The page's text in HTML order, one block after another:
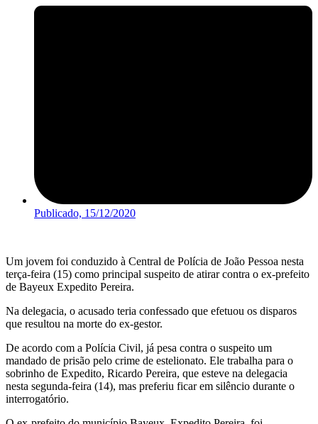
Publicado, 15/12/2020
Um jovem foi conduzido à Central de Polícia de João Pessoa nesta
terça-feira (15) como principal suspeito de atirar contra o ex-prefeito
de Bayeux Expedito Pereira.
Na delegacia, o acusado teria confessado que efetuou os disparos
que resultou na morte do ex-gestor.
De acordo com a Polícia Civil, já pesa contra o suspeito um
mandado de prisão pelo crime de estelionato. Ele trabalha para o
sobrinho de Expedito, Ricardo Pereira, que esteve na delegacia
nesta segunda-feira (14), mas preferiu ficar em silêncio durante o
interrogatório.